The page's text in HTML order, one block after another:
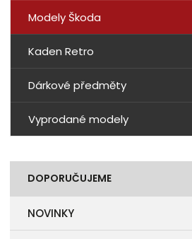
Modely Škoda
Kaden Retro
Dárkové předměty
Vyprodané modely
DOPORUČUJEME
NOVINKY